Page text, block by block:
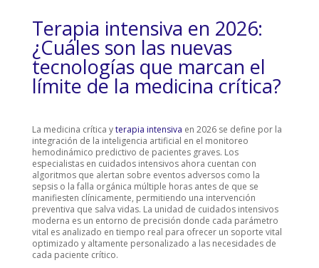
Terapia intensiva en 2026:
¿Cuáles son las nuevas
tecnologías que marcan el
límite de la medicina crítica?
La medicina crítica yterapia intensiva en 2026 se define por la
integración de la inteligencia artificial en el monitoreo
hemodinámico predictivo de pacientes graves. Los
especialistas en cuidados intensivos ahora cuentan con
algoritmos que alertan sobre eventos adversos como la
sepsis o la falla orgánica múltiple horas antes de que se
manifiesten clínicamente, permitiendo una intervención
preventiva que salva vidas. La unidad de cuidados intensivos
moderna es un entorno de precisión donde cada parámetro
vital es analizado en tiempo real para ofrecer un soporte vital
optimizado y altamente personalizado a las necesidades de
cada paciente crítico.